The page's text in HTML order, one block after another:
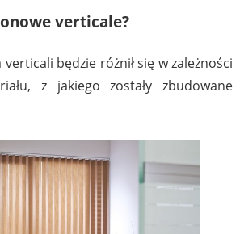
verticale?
verticali będzie różnił się w zależności
z jakiego zostały zbudowane